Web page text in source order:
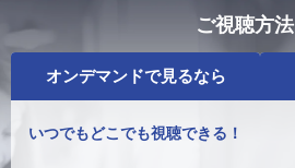
ご視聴方法
オンデマンドで見るなら
いつでもどこでも視聴できる！